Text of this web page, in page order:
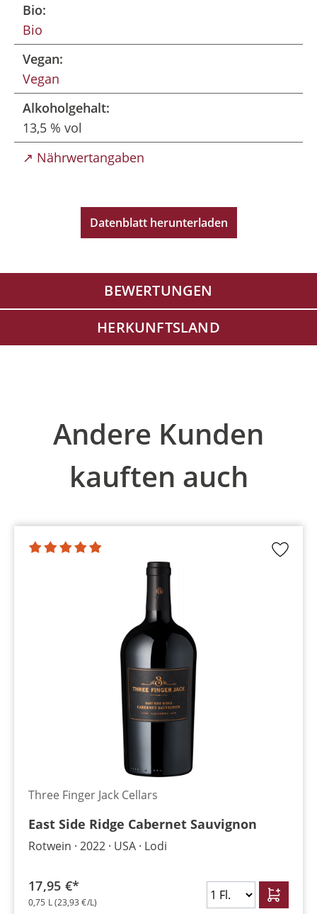
Bio:
Bio
Vegan:
Vegan
Alkoholgehalt:
13,5 % vol
↗ Nährwertangaben
Datenblatt herunterladen
BEWERTUNGEN
HERKUNFTSLAND
Andere Kunden
kauften auch
Three Finger Jack Cellars
East Side Ridge Cabernet Sauvignon
Rotwein 2022 USA Lodi
17,95 €*
0,75 L(23,93 €/L)